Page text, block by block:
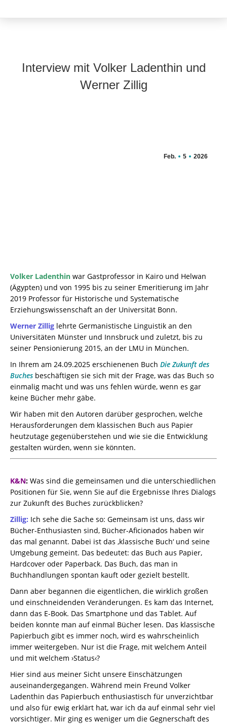
Interview mit Volker Ladenthin und
Werner Zillig
Feb. 5 2026
Volker Ladenthin war Gastprofessor in Kairo und Helwan
(Ägypten) und von 1995 bis zu seiner Emeritierung im Jahr
2019 Professor für Historische und Systematische
Erziehungswissenschaft an der Universität Bonn.
Werner Zillig lehrte Germanistische Linguistik an den
Universitäten Münster und Innsbruck und zuletzt, bis zu
seiner Pensionierung 2015, an der LMU in München.
In Ihrem am 24.09.2025 erschienenen Buch Die Zukunft des
Buches beschäftigen sie sich mit der Frage, was das Buch so
einmalig macht und was uns fehlen würde, wenn es gar
keine Bücher mehr gäbe.
Wir haben mit den Autoren darüber gesprochen, welche
Herausforderungen dem klassischen Buch aus Papier
heutzutage gegenüberstehen und wie sie die Entwicklung
gestalten würden, wenn sie könnten.
K&N: Was sind die gemeinsamen und die unterschiedlichen
Positionen für Sie, wenn Sie auf die Ergebnisse Ihres Dialogs
zur Zukunft des Buches zurückblicken?
Zillig: Ich sehe die Sache so: Gemeinsam ist uns, dass wir
Bücher-Enthusiasten sind, Bücher-Aficionados haben wir
das mal genannt. Dabei ist das ‚klassische Buch‘ und seine
Umgebung gemeint. Das bedeutet: das Buch aus Papier,
Hardcover oder Paperback. Das Buch, das man in
Buchhandlungen spontan kauft oder gezielt bestellt.
Dann aber begannen die eigentlichen, die wirklich großen
und einschneidenden Veränderungen. Es kam das Internet,
dann das E-Book. Das Smartphone und das Tablet. Auf
beiden konnte man auf einmal Bücher lesen. Das klassische
Papierbuch gibt es immer noch, wird es wahrscheinlich
immer weitergeben. Nur ist die Frage, mit welchem Anteil
und mit welchem ›Status‹?
Hier sind aus meiner Sicht unsere Einschätzungen
auseinandergegangen. Während mein Freund Volker
Ladenthin das Papierbuch enthusiastisch für unverzichtbar
und also für ewig erklärt hat, war ich da auf einmal sehr viel
vorsichtiger. Mir ging es weniger um die Gegnerschaft des